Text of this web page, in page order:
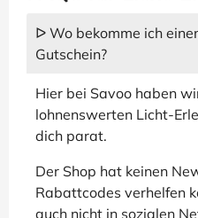
ᐅ Wo bekomme ich
Gutschein?
Hier bei Savoo haben
lohnenswerten Licht-
dich parat.
Der Shop hat keinen
Rabattcodes verhelfen
auch nicht in sozialen